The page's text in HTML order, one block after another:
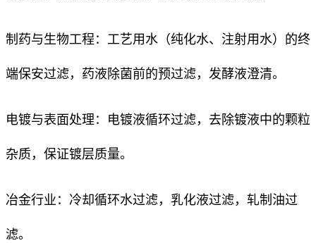
制药与生物工程：工艺用水（纯化水、注射用水）的终
端保安过滤，药液除菌前的预过滤，发酵液澄清。
电镀与表面处理：电镀液循环过滤，去除镀液中的颗粒
杂质，保证镀层质量。
冶金行业：冷却循环水过滤，乳化液过滤，轧制油过
滤。